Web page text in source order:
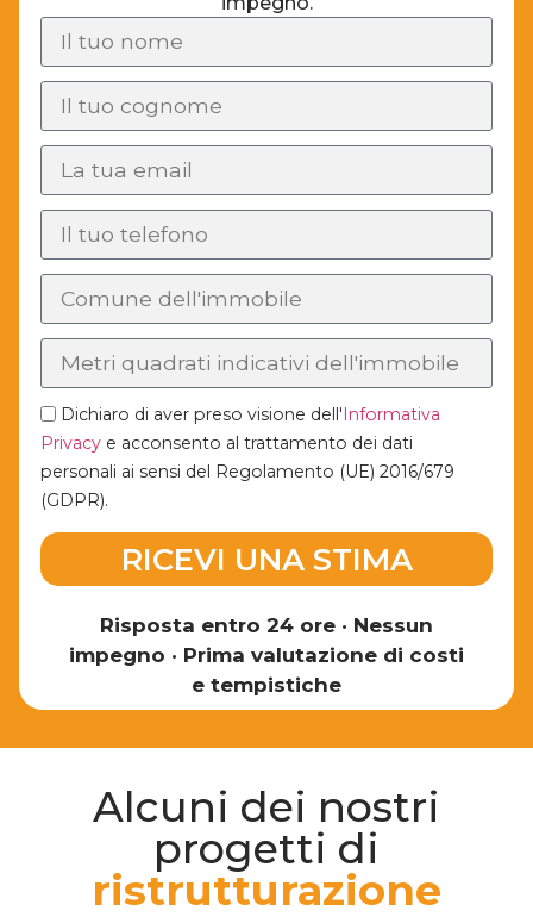
Dichiaro di aver preso visione dell'Informativa
Privacy e acconsento al trattamento dei dati
personali ai sensi del Regolamento (UE) 2016/679
(GDPR).
RICEVI UNA STIMA
Risposta entro 24 ore • Nessun
impegno • Prima valutazione di costi
e tempistiche
Alcuni dei nostri
progetti di
ristrutturazione